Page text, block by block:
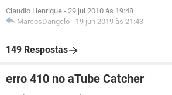
Claudio Henrique - 29 jul 2010 às 19:48
MarcosDangelo - 19 jun 2019 às 21:43
149 Respostas
erro 410 no aTube Catcher